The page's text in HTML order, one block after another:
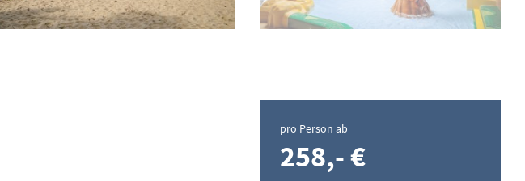
pro Person ab
258,- €